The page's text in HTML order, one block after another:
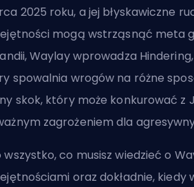
2025 roku, a jej błyskawiczne
mogą wstrząsnąć meta
Waylay wprowadza
spowalnia wrogów na różne
skok, który może konkurować z
zagrożeniem dla
co musisz wiedzieć o
oraz dokładnie, kiedy